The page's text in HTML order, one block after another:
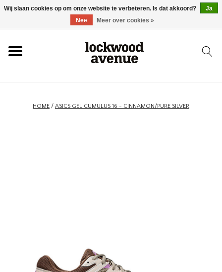
HOME
HOME / ASICS GEL CUMULUS 16 - CINNAMON/PURE SILVER
Wij slaan cookies op om onze website te verbeteren. Is dat akkoord?
Ja
Nee
Meer over cookies »